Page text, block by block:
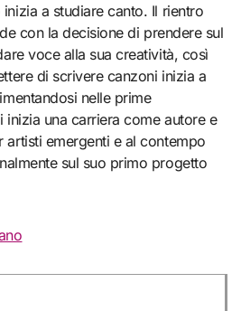
inizia a studiare canto. Il rientro
con la decisione di prendere sul
voce alla sua creatività, così
di scrivere canzoni inizia a
nelle prime
una carriera come autore e
artisti emergenti e al contempo
sul suo primo progetto